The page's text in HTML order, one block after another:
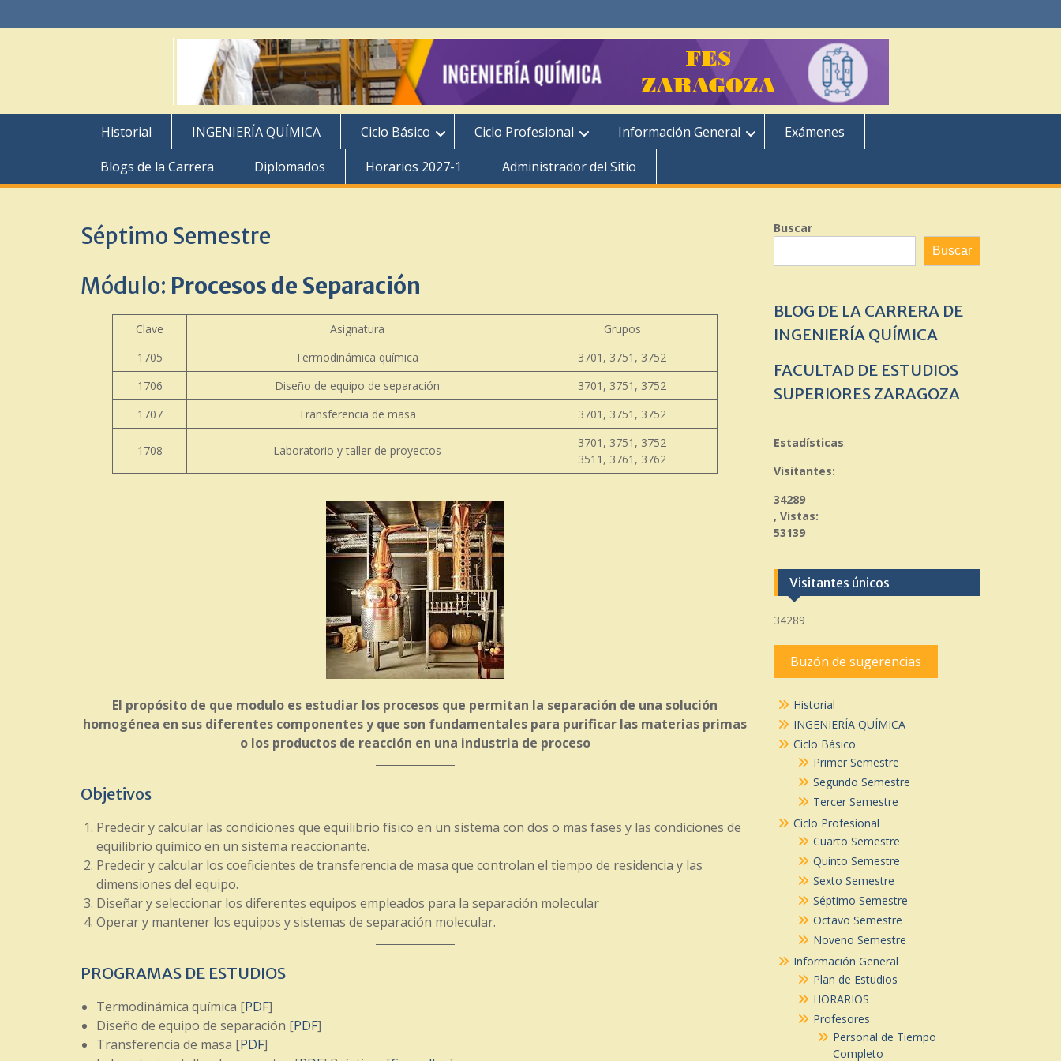
to
Historial INGENIERÍA QUÍMICA Ciclo Básico Ciclo Profesional Información General
Exámenes
Blogs de la Carrera
Diplomados Horarios 2027-1 Administrador del Sitio
Séptimo Semestre
Módulo: Procesos de Separación
Clave Asignatura
Grupos
1705
Termodinámica química
3701, 3751, 3752
1706
Diseño de equipo de separación
3701, 3751, 3752
1707
Transferencia de masa 3701, 3751, 3752
1708 Laboratorio y taller de proyectos
3701, 3751, 3752
3511, 3761, 3762
El propósito de que modulo es estudiar los procesos que permitan la separación de una solución
homogénea en sus diferentes componentes y que son fundamentales para purificar las materias primas
o los productos de reacción en una industria de proceso
Objetivos
Predecir y calcular las condiciones que equilibrio físico en un sistema con dos o mas fases y las condiciones de
equilibrio químico en un sistema reaccionante.
Predecir y calcular los coeficientes de transferencia de masa que controlan el tiempo de residencia y las
dimensiones del equipo.
Diseñar y seleccionar los diferentes equipos empleados para la separación molecular
Operar y mantener los equipos y sistemas de separación molecular.
PROGRAMAS DE ESTUDIOS
Termodinámica química [PDF]
Diseño de equipo de separación [PDF]
Transferencia de masa [PDF]
Buscar
Buscar
BLOG DE LA CARRERA DE
INGENIERÍA QUÍMICA
FACULTAD DE ESTUDIOS
SUPERIORES ZARAGOZA
Estadísticas:
Visitantes:
34289
, Vistas:
53139
Visitantes únicos
34289
Buzón de sugerencias
Historial
INGENIERÍA QUÍMICA
Ciclo Básico
Primer Semestre
Segundo Semestre
Tercer Semestre
Ciclo Profesional
Cuarto Semestre
Quinto Semestre
Sexto Semestre
Séptimo Semestre
Octavo Semestre
Noveno Semestre
Información General
Plan de Estudios
HORARIOS
Profesores
Personal de Tiempo
Completo